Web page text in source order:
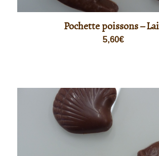
Pochette poissons –
5,60€